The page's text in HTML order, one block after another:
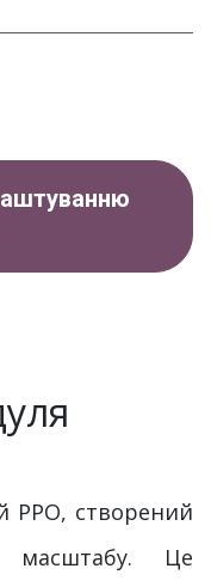
РРО, створений
масштабу. Це